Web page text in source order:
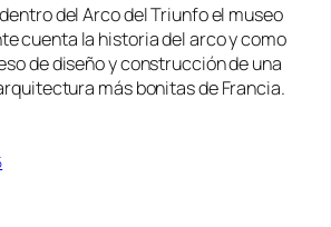
del Arco del Triunfo el museo
cuenta la historia del arco y como
de diseño y construcción de una
más bonitas de Francia.